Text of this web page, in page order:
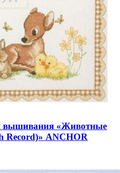
вышивания «Животные
Record)» ANCHOR